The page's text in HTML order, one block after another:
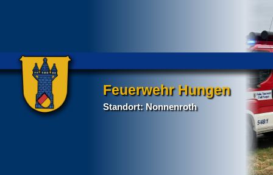
Feuerwehr Hungen
Standort: Nonnenroth